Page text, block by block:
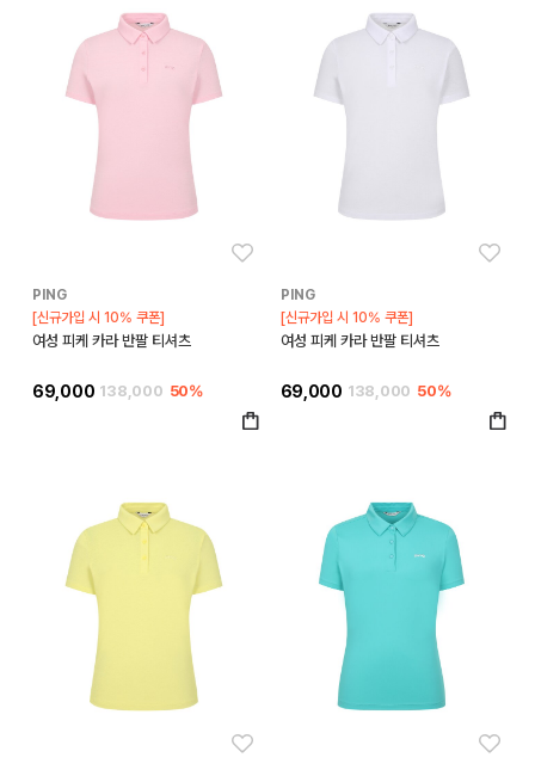
PING
[신규가입 시 10% 쿠폰]
여성 피케 카라 반팔 티셔츠
69,000 138,000 50%
PING
[신규가입 시 10% 쿠폰]
여성 피케 카라 반팔 티셔츠
69,000 138,000 50%